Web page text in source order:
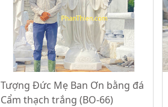
Tượng Đức Mẹ Ban Ơn bằng đá
Cẩm thạch trắng (BO-66)